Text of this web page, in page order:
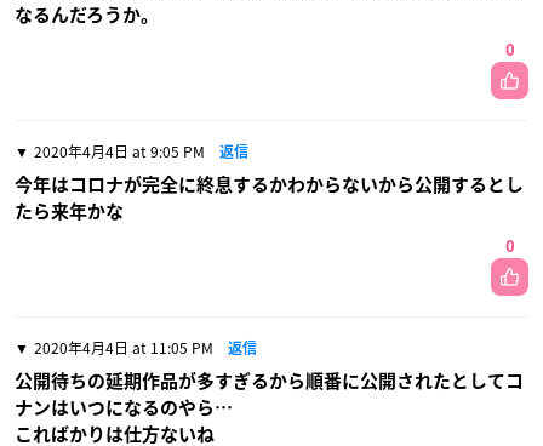
なるんだろうか。
0
2020年4月4日 at 9:05 PM 返信
今年はコロナが完全に終息するかわからないから公開するとし
たら来年かな
0
2020年4月4日 at 11:05 PM 返信
公開待ちの延期作品が多すぎるから順番に公開されたとしてコ
ナンはいつになるのやら…
こればかりは仕方ないね